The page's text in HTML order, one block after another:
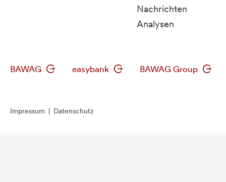
Nachrichten
Analysen
BAWAG easybank BAWAG Group
Impressum Datenschutz